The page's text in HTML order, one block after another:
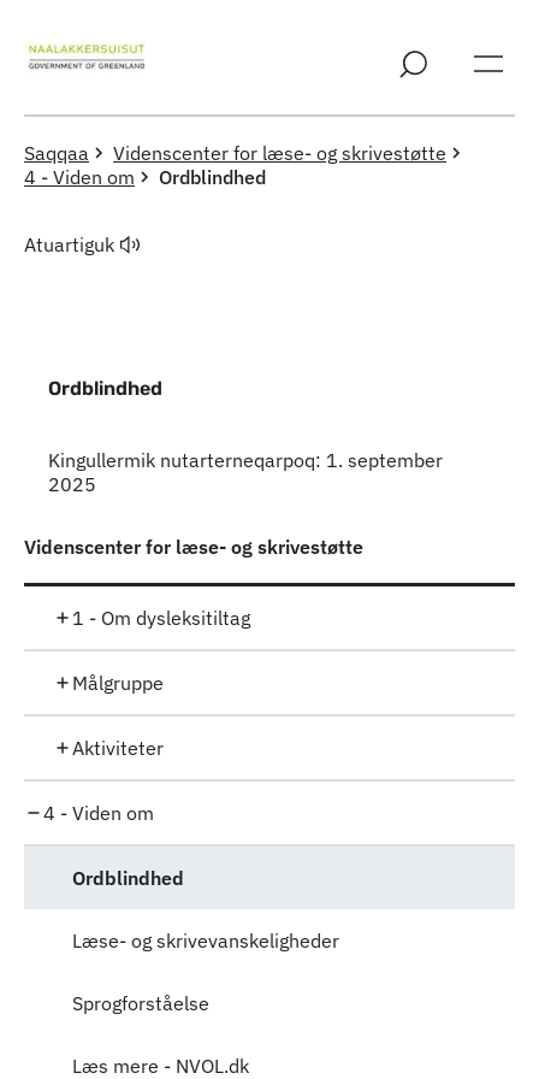
Saqqaa
Videnscenter for læse- og skrivestøtte
4 - Viden om
Ordblindhed
Atuartiguk
Ordblindhed
Indhold
Kingullermik nutarterneqarpoq: 1. september
2025
Videnscenter for læse- og skrivestøtte
1 - Om dysleksitiltag
Målgruppe
Aktiviteter
4 - Viden om
Ordblindhed
Læse- og skrivevanskeligheder
Sprogforståelse
Læs mere - NVOL.dk